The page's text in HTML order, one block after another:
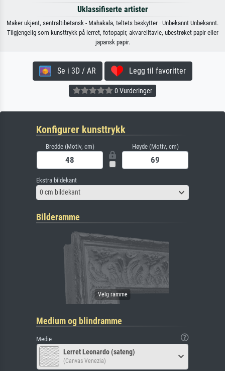
Uklassifiserte artister
Maker ukjent, sentraltibetansk - Mahakala, teltets beskytter · Unbekannt Unbekannt.
Tilgjengelig som kunsttrykk på lerret, fotopapir, akvarelltavle, ubestrøket papir eller
japansk papir.
Se i 3D / AR Legg til favoritter
0 Vurderinger
Konfigurer kunsttrykk
Bredde (Motiv, cm) Høyde (Motiv, cm)
Ekstra bildekant
0 cm bildekant
Bilderamme
Medium og blindramme
Medie
Lerret Leonardo (sateng)
(Canvas Venezia)